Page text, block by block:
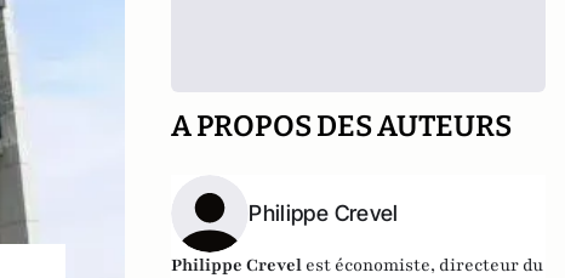
A PROPOS DES AUTEURS
Philippe Crevel
Philippe Crevel est économiste, directeur du